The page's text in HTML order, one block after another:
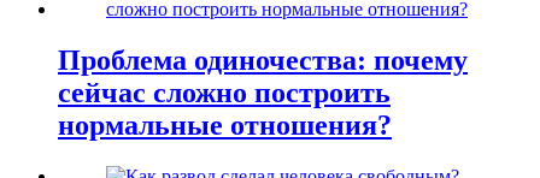
Проблема одиночества: почему
сейчас сложно построить
нормальные отношения?